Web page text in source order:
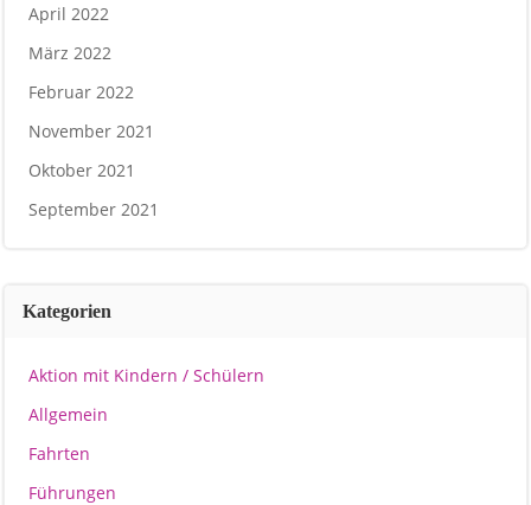
April 2022
März 2022
Februar 2022
November 2021
Oktober 2021
September 2021
Kategorien
Aktion mit Kindern / Schülern
Allgemein
Fahrten
Führungen